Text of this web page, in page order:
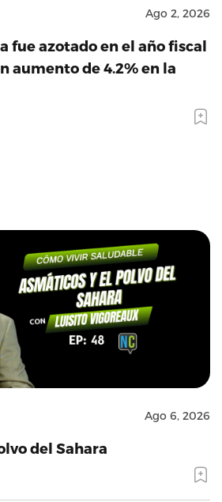
Ago 2, 2026
fue azotado en el año fiscal
aumento de 4.2% en la
Ago 6, 2026
del Sahara